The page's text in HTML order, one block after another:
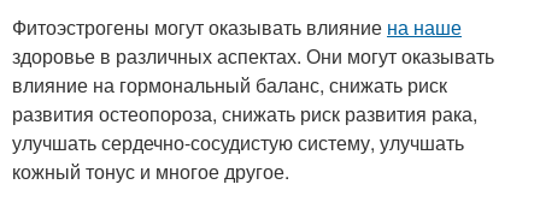
Фитоэстрогены могут оказывать влияние на наше
здоровье в различных аспектах. Они могут оказывать
влияние на гормональный баланс, снижать риск
развития остеопороза, снижать риск развития рака,
улучшать сердечно-сосудистую систему, улучшать
кожный тонус и многое другое.